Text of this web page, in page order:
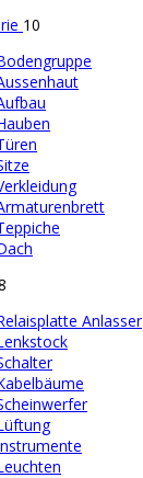
10
Anlasser